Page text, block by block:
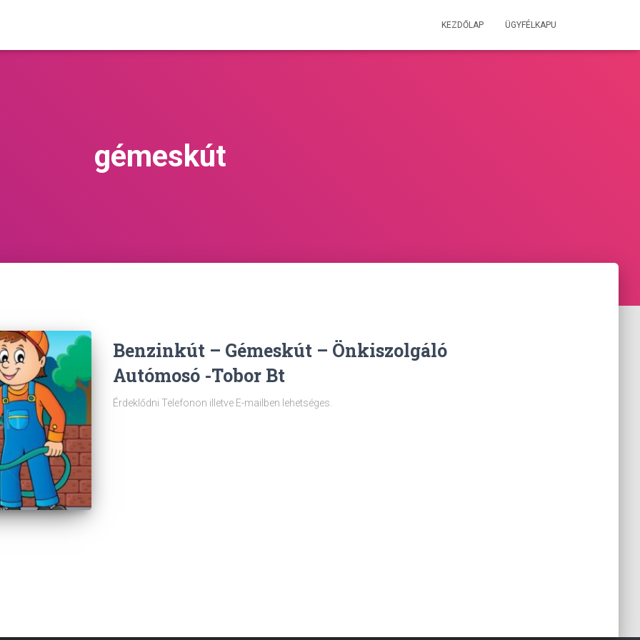
KEZDŐLAP ÜGYFÉLKAPU
gémeskút
Benzinkút – Gémeskút – Önkiszolgáló
Autómosó -Tobor Bt
Érdeklődni Telefonon illetve E-mailben lehetséges.